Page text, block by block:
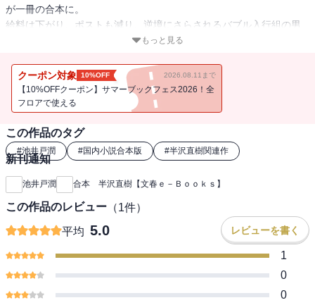
が一冊の合本に。
給料は下がり、ポストも減り、逆境にさらされるバブル入行組の男
たちの意地と挑戦を鮮やかに描く痛快エンターテインメント！
「オレたちバブル入行組」
大手銀行にバブル期に入行して、今は大阪西支店融資課長の半沢直
樹。支店長命令で無理に融資の承認を取り付けた会社が倒産した。
は５億円の債権の回収しかない。「やられたら、倍返し。」半沢直
樹の登場！
「オレたち花のバブル組」
巨額損失を出した一族経営の老舗ホテルの再建を押し付けられた半
沢。会社内の見えざる敵の暗躍、金融庁の「最強のボスキャラ」と
の対決、出向先での執拗ないじめ。四面楚歌の状況で、絶対に負け
「ロスジェネの逆襲」
子会社・東京セントラル証券に出向した半沢に、ＩＴ企業買収の案
もっと見る
クーポン対象 10%OFF 2026.08.11まで
【10%OFFクーポン】サマーブックフェス2026！全
フロアで使える
この作品のタグ
#池井戸潤 #国内小説合本版 #半沢直樹関連作
新刊通知
池井戸潤 合本 半沢直樹【文春ｅ－Ｂｏｏｋｓ】
この作品のレビュー （1件）
平均 5.0 レビューを書く
1
0
0